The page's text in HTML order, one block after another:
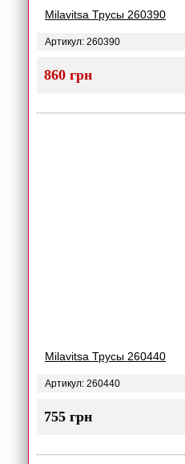
Milavitsa Трусы 260390
Артикул: 260390
860 грн
Milavitsa Трусы 260440
Артикул: 260440
755 грн